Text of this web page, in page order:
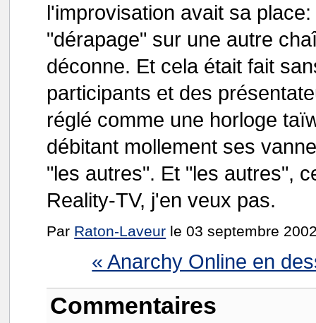
l'improvisation avait sa
"dérapage" sur une autre
déconne. Et cela était fait
participants et des
réglé comme une horloge
débitant mollement ses
"les autres". Et "les autres",
Reality-TV, j'en veux pas.
Par Raton-Laveur le 03 septembre
« Anarchy Online en
Commentaires